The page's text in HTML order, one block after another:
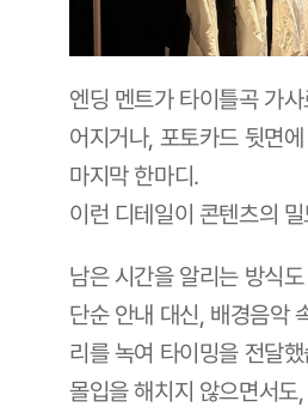
엔딩 멘트가 타이틀곡 가
어지거나, 포토카드 뒷면
마지막 한마디.
이런 디테일이 콘텐츠의
남은 시간을 알리는 방식
단순 안내 대신, 배경음악
리를 녹여 타이밍을 전달
몰입을 해치지 않으면서도